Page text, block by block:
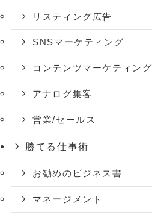
リスティング広告
SNSマーケティング
コンテンツマーケティング
アナログ集客
営業/セールス
勝てる仕事術
お勧めのビジネス書
マネージメント